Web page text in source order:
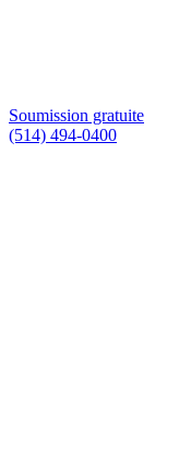
Soumission gratuite
(514) 494-0400